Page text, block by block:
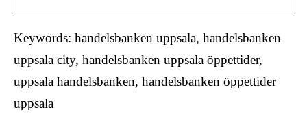
Keywords: handelsbanken uppsala, handelsbanken
uppsala city, handelsbanken uppsala öppettider,
uppsala handelsbanken, handelsbanken öppettider
uppsala